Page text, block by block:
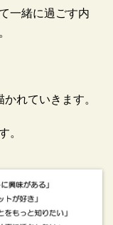
一緒に過ごす内
れていきます。
。